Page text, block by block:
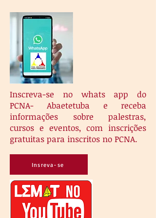
Inscreva-se no whats app do
PCNA- Abaetetuba e receba
informações sobre palestras,
cursos e eventos, com inscrições
gratuitas para inscritos no PCNA.
Insreva-se